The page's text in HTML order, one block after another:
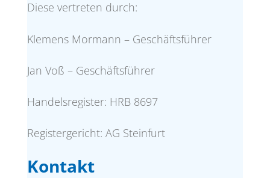
Diese vertreten durch:
Klemens Mormann – Geschäftsführer
Jan Voß – Geschäftsführer
Handelsregister: HRB 8697
Registergericht: AG Steinfurt
Kontakt